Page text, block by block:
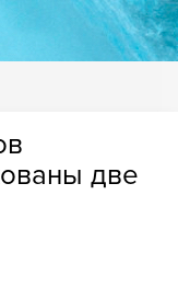
две